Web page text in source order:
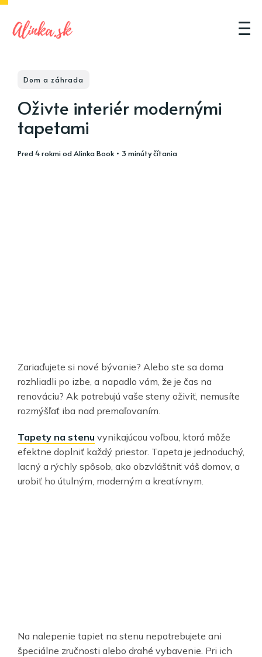
Dom a záhrada
Oživte interiér modernými
tapetami
pred 4 rokmiodAlinka Book • 3 minúty čítania
Zariaďujete si nové bývanie? Alebo ste sa doma
rozhliadli po izbe, a napadlo vám, že je čas na
renováciu? Ak potrebujú vaše steny oživiť, nemusíte
rozmýšľať iba nad premaľovaním.
Tapety na stenu vynikajúcou voľbou, ktorá môže
efektne doplniť každý priestor. Tapeta je jednoduchý,
lacný a rýchly spôsob, ako obzvláštniť váš domov, a
urobiť ho útulným, moderným a kreatívnym.
Na nalepenie tapiet na stenu nepotrebujete ani
špeciálne zručnosti alebo drahé vybavenie. Pri ich